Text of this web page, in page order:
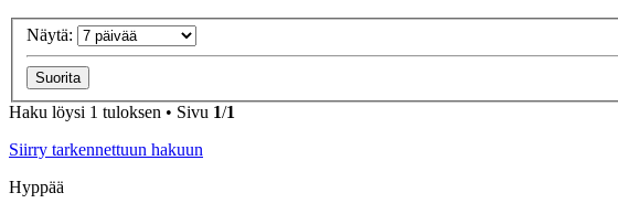
Näytä:
Haku löysi 1 tuloksen • Sivu 1/1
Siirry tarkennettuun hakuun
Hyppää